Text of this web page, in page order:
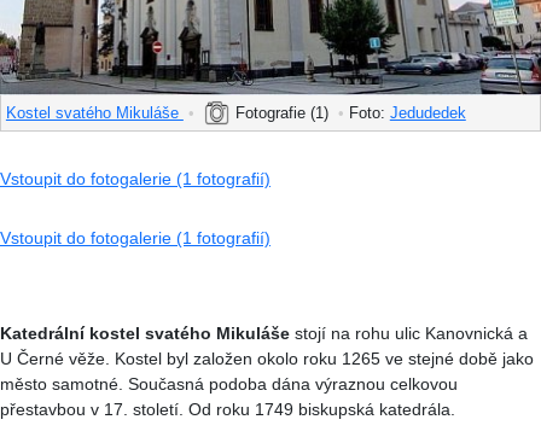
Kostel svatého Mikuláše • Fotografie (1) • Foto: Jedudedek
Vstoupit do fotogalerie (1 fotografií)
Vstoupit do fotogalerie (1 fotografií)
Katedrální kostel svatého Mikuláše stojí na rohu ulic Kanovnická a
U Černé věže. Kostel byl založen okolo roku 1265 ve stejné době jako
město samotné. Současná podoba dána výraznou celkovou
přestavbou v 17. století. Od roku 1749 biskupská katedrála.